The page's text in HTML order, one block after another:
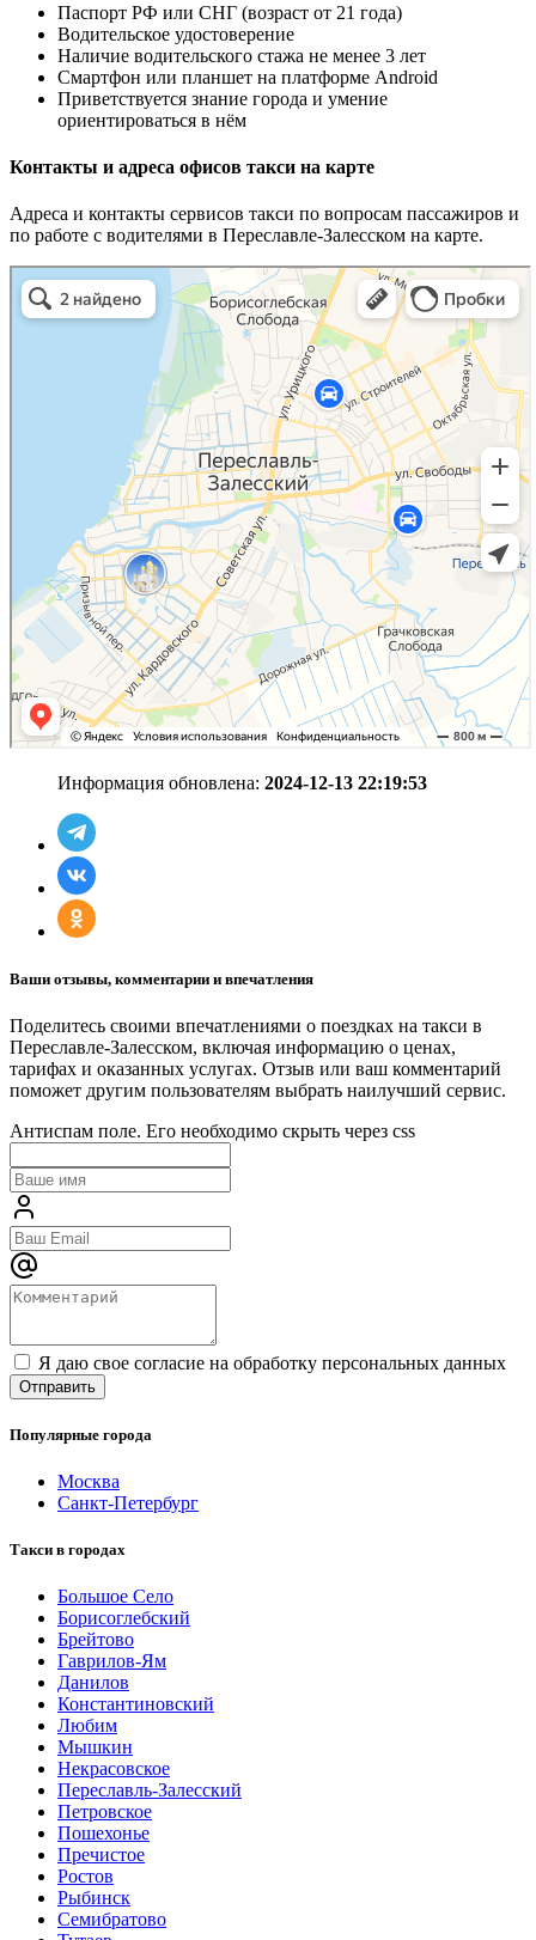
Паспорт РФ или СНГ (возраст от 21 года)
Водительское удостоверение
Наличие водительского стажа не менее 3 лет
Смартфон или планшет на платформе Android
Приветствуется знание города и умение
ориентироваться в нём
Контакты и адреса офисов такси на карте
Адреса и контакты сервисов такси по вопросам пассажиров и
по работе с водителями в Переславле-Залесском на карте.
Информация обновлена: 2024-12-13 22:19:53
Ваши отзывы, комментарии и впечатления
Поделитесь своими впечатлениями о поездках на такси в
Переславле-Залесском, включая информацию о ценах,
тарифах и оказанных услугах. Отзыв или ваш комментарий
поможет другим пользователям выбрать наилучший сервис.
Антиспам поле. Его необходимо скрыть через css
Я даю свое согласие на обработку персональных данных
Популярные города
Москва
Санкт-Петербург
Такси в городах
Большое Село
Борисоглебский
Брейтово
Гаврилов-Ям
Данилов
Константиновский
Любим
Мышкин
Некрасовское
Переславль-Залесский
Петровское
Пошехонье
Пречистое
Ростов
Рыбинск
Семибратово